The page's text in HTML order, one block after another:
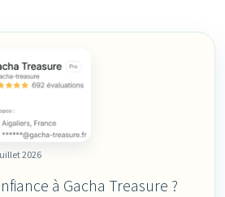
à Gacha Treasure ?
2026